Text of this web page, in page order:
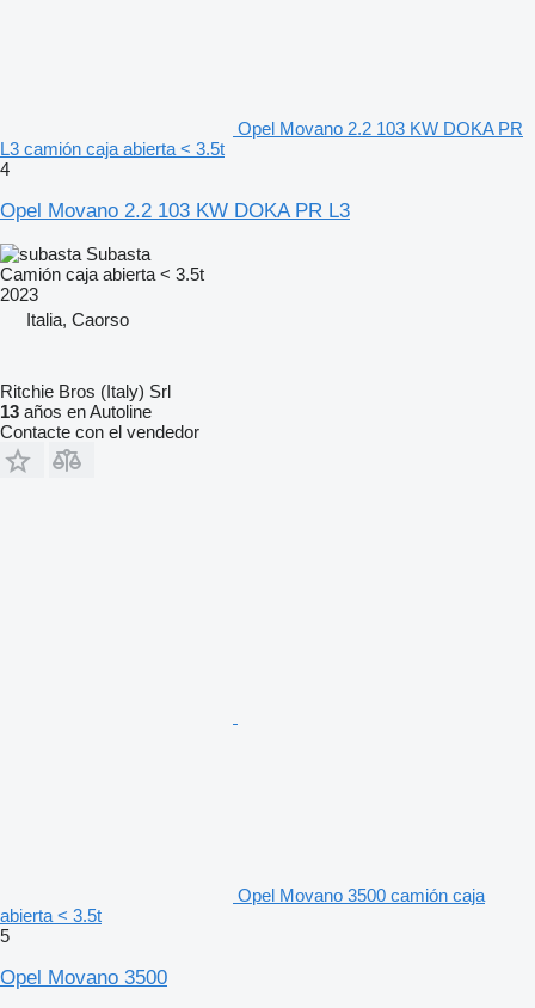
Opel Movano 2.2 103 KW DOKA PR
L3 camión caja abierta < 3.5t
4
Opel Movano 2.2 103 KW DOKA PR L3
Subasta
Camión caja abierta < 3.5t
2023
Italia, Caorso
Ritchie Bros (Italy) Srl
13 años en Autoline
Contacte con el vendedor
Opel Movano 3500 camión caja
abierta < 3.5t
5
Opel Movano 3500